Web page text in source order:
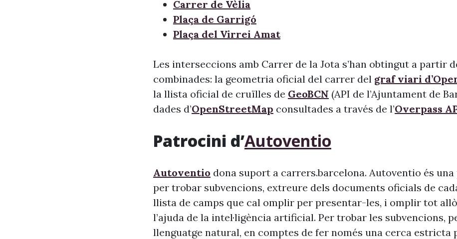
Carrer de Vèlia
Plaça de Garrigó
Plaça del Virrei Amat
Les interseccions amb Carrer de la Jota s’han obtingut a partir
combinades: la geometria oficial del carrer del graf viari
la llista oficial de cruïlles de GeoBCN (API de l’Ajuntament de
dades d’OpenStreetMap consultades a través de l’Overpass
Patrocini d’Autoventio
Autoventio dona suport a carrers.barcelona. Autoventio és
per trobar subvencions, extreure dels documents oficials de
llista de camps que cal omplir per presentar-les, i omplir tot
l’ajuda de la intel·ligència artificial. Per trobar les subvencions,
llenguatge natural, en comptes de fer només una cerca estricta